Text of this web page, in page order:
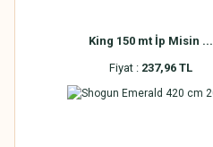
King 150 mt İp Misin ...
Fiyat : 237,96 TL